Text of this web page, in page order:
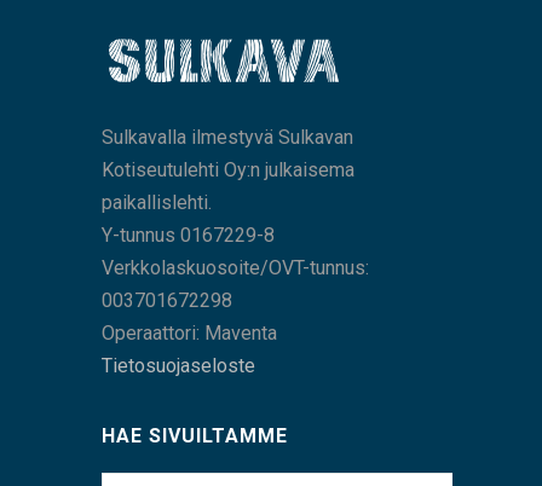
Sulkavalla ilmestyvä Sulkavan
Kotiseutulehti Oy:n julkaisema
paikallislehti.
Y-tunnus 0167229-8
Verkkolaskuosoite/OVT-tunnus:
003701672298
Operaattori: Maventa
Tietosuojaseloste
HAE SIVUILTAMME